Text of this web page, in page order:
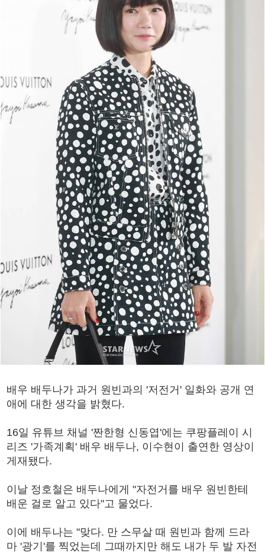
배우 배두나가 과거 원빈과의 '저전거' 일화와 공개 연
애에 대한 생각을 밝혔다.
16일 유튜브 채널 '짠한형 신동엽'에는 쿠팡플레이 시
리즈 '가족계획' 배우 배두나, 이수현이 출연한 영상이
게재됐다.
이날 정호철은 배두나에게 "자전거를 배우 원빈한테
배운 걸로 알고 있다"고 물었다.
이에 배두나는 "맞다. 만 스무살 때 원빈과 함께 드라
마 '광기'를 찍었는데 그때까지만 해도 내가 두 발 자전